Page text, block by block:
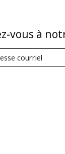
vous à